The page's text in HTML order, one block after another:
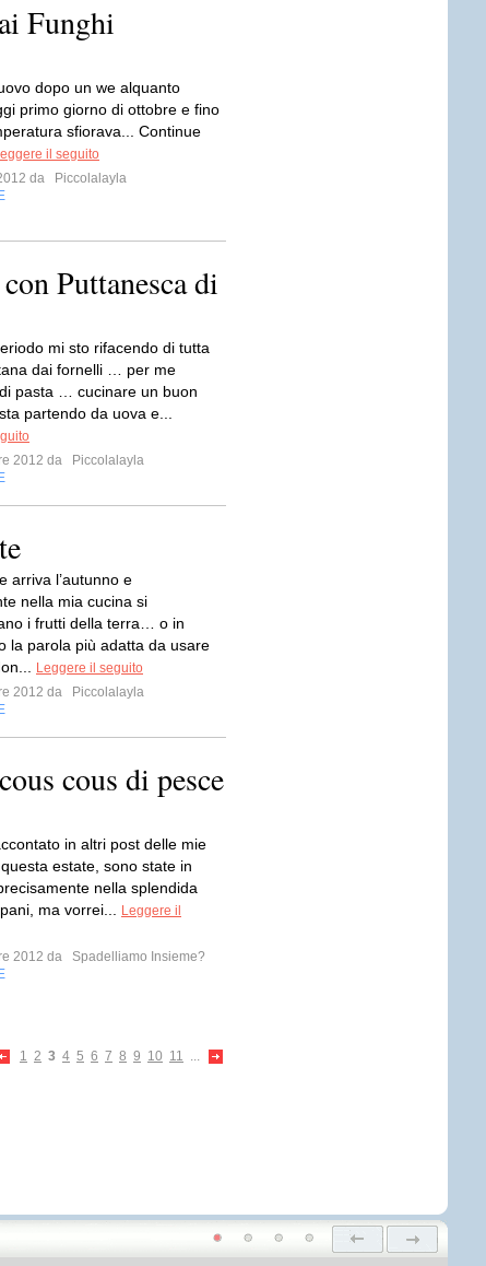
Funghi
dopo un we alquanto
primo giorno di ottobre e fino
sfiorava... Continue
il seguito
da
Piccolalayla
Puttanesca di
mi sto rifacendo di tutta
dai fornelli … per me
pasta … cucinare un buon
partendo da uova e...
2012 da
Piccolalayla
arriva l’autunno e
nella mia cucina si
i frutti della terra… o in
la parola più adatta da usare
Leggere il seguito
2012 da
Piccolalayla
cous di pesce
in altri post delle mie
estate, sono state in
nella splendida
ma vorrei...
Leggere il
2012 da
Spadelliamo Insieme?
1 2 3 4 5 6 7 8 9 10 11 ...